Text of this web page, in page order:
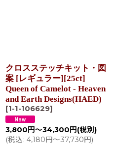
クロスステッチキット・図
案 [レギュラー][25ct]
Queen of Camelot - Heaven
and Earth Designs(HAED)
[1-1-106629]
3,800 円～34,300 円 (税別)
(税込: 4,180円～37,730円)